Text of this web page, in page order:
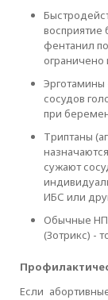
восприятие
фентанил
ограничено
Эрготамины
сосудов
при
Триптаны
сужают
ИБС или
Обычные
(Зотрикс) -
Если